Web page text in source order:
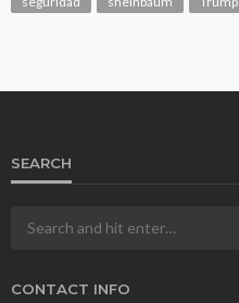
SEARCH
CONTACT INFO